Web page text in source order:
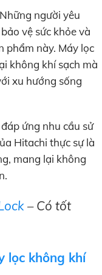
người yêu
vệ sức khỏe và
phẩm này. Máy lọc
không khí sạch mà
xu hướng sống
ứng nhu cầu sử
Hitachi thực sự là
mang lại không
– Có tốt
lọc không khí